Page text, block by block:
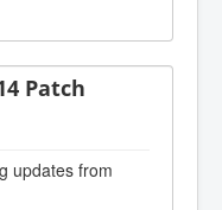
Patch
updates from